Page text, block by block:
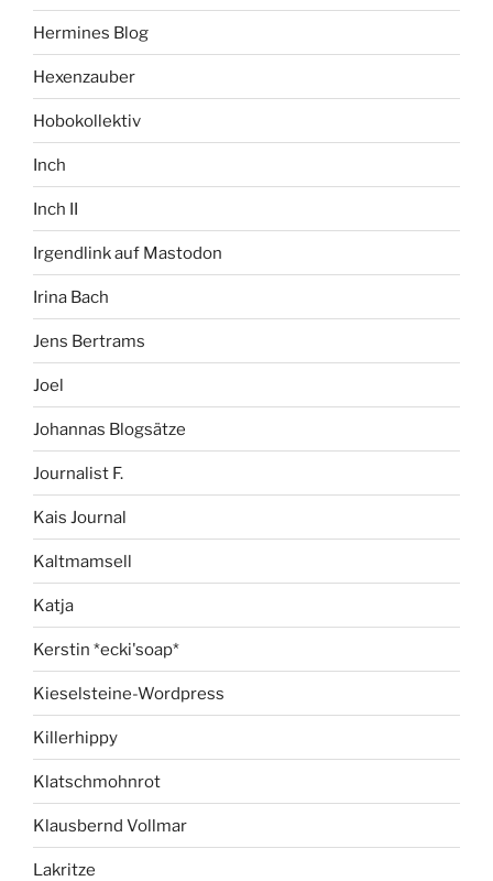
Hermines Blog
Hexenzauber
Hobokollektiv
Inch
Inch II
Irgendlink auf Mastodon
Irina Bach
Jens Bertrams
Joel
Johannas Blogsätze
Journalist F.
Kais Journal
Kaltmamsell
Katja
Kerstin *ecki'soap*
Kieselsteine-Wordpress
Killerhippy
Klatschmohnrot
Klausbernd Vollmar
Lakritze